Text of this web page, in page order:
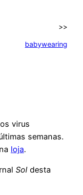
>>
babywearing
virus
semanas.
na loja.
Sol desta